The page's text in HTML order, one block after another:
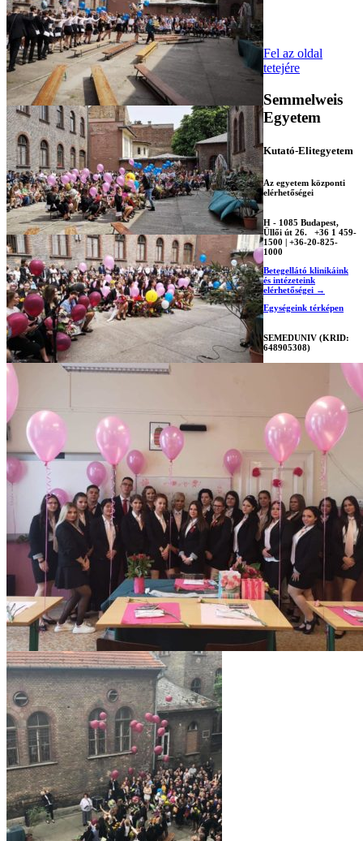
Fel az oldal
tetejére
Semmelweis
Egyetem
Kutató-Elitegyetem
Az egyetem központi
elérhetőségei
H - 1085 Budapest,
Üllői út 26.
+36 1 459-
1500 | +36-20-825-
1000
Betegellátó klinikáink
és intézeteink
elérhetőségei →
Egységeink térképen
SEMEDUNIV (KRID:
648905308)